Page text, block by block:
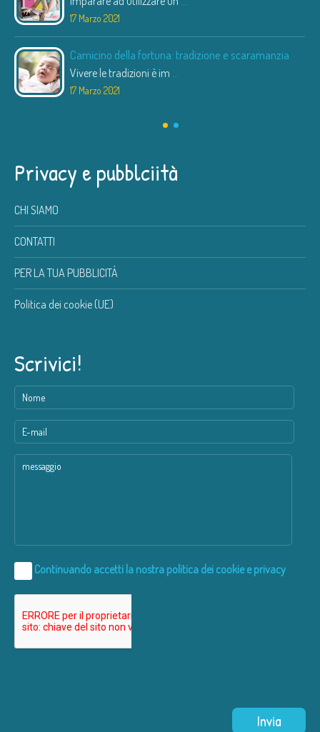
17 Marzo 2021
Camicino della fortuna: tradizione e scaramanzia
Vivere le tradizioni è im ...
17 Marzo 2021
Privacy e pubblciità
CHI SIAMO
CONTATTI
PER LA TUA PUBBLICITÀ
Politica dei cookie (UE)
Scrivici!
Continuando accetti la nostra politica dei cookie e privacy